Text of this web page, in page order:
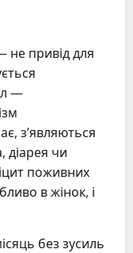
не привід для
—
з’являються
діарея чи
поживних
в жінок, і
без зусиль